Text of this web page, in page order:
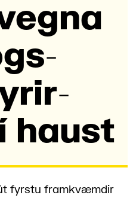
haust
fyrstu framkvæmdir